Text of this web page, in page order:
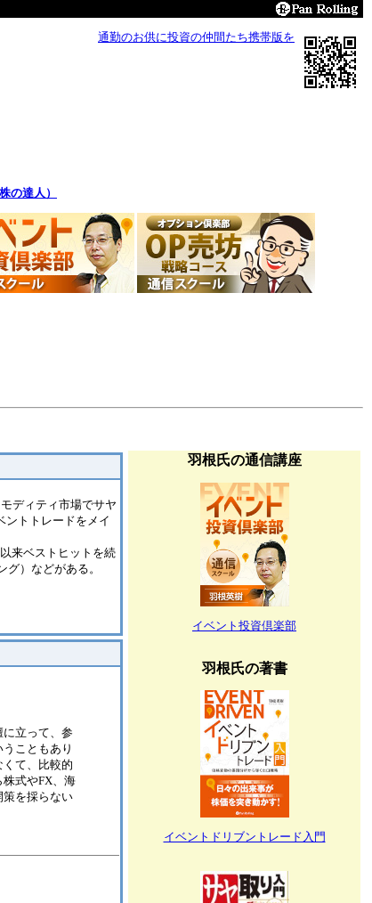
通勤のお供に投資の仲間たち携帯版を
の達人）
ディティ市場でサヤ
ントトレードをメイ
来ベストヒットを続
グ）などがある。
立って、参
こともあり
て、比較的
式やFX、海
策を採らない
羽根氏の通信講座
イベント投資倶楽部
羽根氏の著書
イベントドリブントレード入門